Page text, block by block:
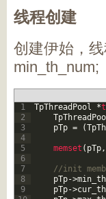
线程创建
创建伊始，
min_th_num;
1
2
3
4
5
6
7
8
9
TpThreadPool *
pTp = (
memset ( pTp,
//init
pTp->
pTp->